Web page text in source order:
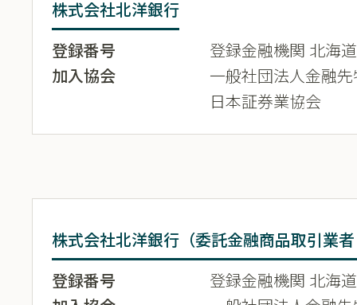
株式会社北洋銀行
登録番号
登録金融機関 北海
加入協会
一般社団法人金融
日本証券業協会
株式会社北洋銀行（委託金融商品取引業
登録番号
登録金融機関 北海